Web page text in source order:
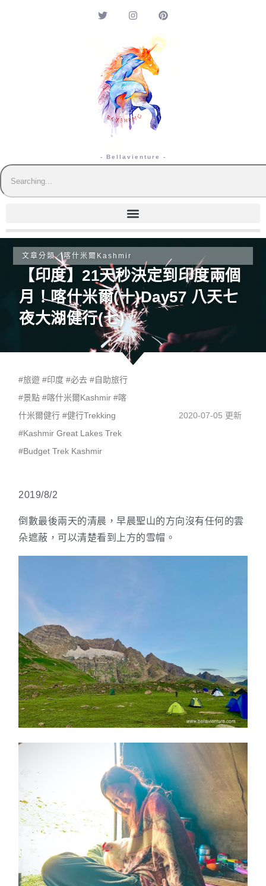
- Bellavienture -
文章分類／喀什米爾Kashmir
【印度】21天秒決定到印度兩個
月！喀什米爾(十)Day57 八天七
夜大湖健行(七)
#旅遊 #印度 #必去 #自助旅行
#景點 #喀什米爾Kashmir #喀
什米爾健行 #健行Trekking
#Kashmir Great Lakes Trek
#Budget Trek Kashmir
2020-07-05 更新
2019/8/2
倒數最後兩天的清晨，早晨聖山的方向沒有任何的雲
朵遮蔽，可以清楚看到上方的雪帽。